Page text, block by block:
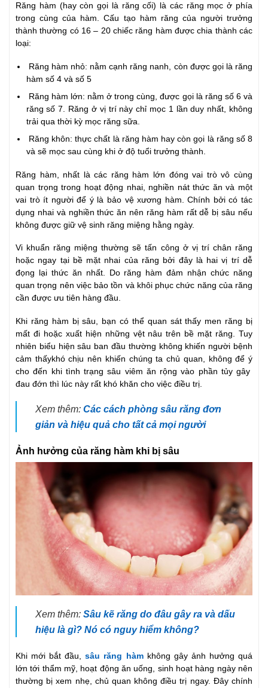
Răng hàm (hay còn gọi là răng cối) là các răng mọc ở phía
trong cùng của hàm. Cấu tạo hàm răng của người trưởng
thành thường có 16 – 20 chiếc răng hàm được chia thành các
loại:
Răng hàm nhỏ: nằm cạnh răng nanh, còn được gọi là răng
hàm số 4 và số 5
Răng hàm lớn: nằm ở trong cùng, được gọi là răng số 6 và
răng số 7. Răng ở vị trí này chỉ mọc 1 lần duy nhất, không
trải qua thời kỳ mọc răng sữa.
Răng khôn: thực chất là răng hàm hay còn gọi là răng số 8
và sẽ mọc sau cùng khi ở độ tuổi trưởng thành.
Răng hàm, nhất là các răng hàm lớn đóng vai trò vô cùng
quan trọng trong hoạt động nhai, nghiền nát thức ăn và một
vai trò ít người để ý là bảo vệ xương hàm. Chính bởi có tác
dụng nhai và nghiền thức ăn nên răng hàm rất dễ bị sâu nếu
không được giữ vệ sinh răng miệng hằng ngày.
Vi khuẩn răng miệng thường sẽ tấn công ở vị trí chân răng
hoặc ngay tại bề mặt nhai của răng bởi đây là hai vị trí dễ
đọng lại thức ăn nhất. Do răng hàm đảm nhận chức năng
quan trọng nên việc bảo tồn và khôi phục chức năng của răng
cần được ưu tiên hàng đầu.
Khi răng hàm bị sâu, bạn có thể quan sát thấy men răng bị
mất đi hoặc xuất hiện những vệt nâu trên bề mặt răng. Tuy
nhiên biểu hiện sâu ban đầu thường không khiến người bệnh
cảm thấykhó chịu nên khiến chúng ta chủ quan, không để ý
cho đến khi tình trạng sâu viêm ăn rộng vào phần tủy gây
đau đớn thì lúc này rất khó khăn cho việc điều trị.
Xem thêm: Các cách phòng sâu răng đơn
giản và hiệu quả cho tất cả mọi người
Ảnh hưởng của răng hàm khi bị sâu
Xem thêm: Sâu kẽ răng do đâu gây ra và dấu
hiệu là gì? Nó có nguy hiểm không?
Khi mới bắt đầu, sâu răng hàmkhông gây ảnh hưởng quá
lớn tới thẩm mỹ, hoạt động ăn uống, sinh hoạt hàng ngày nên
thường bị xem nhẹ, chủ quan không điều trị ngay. Đây chính